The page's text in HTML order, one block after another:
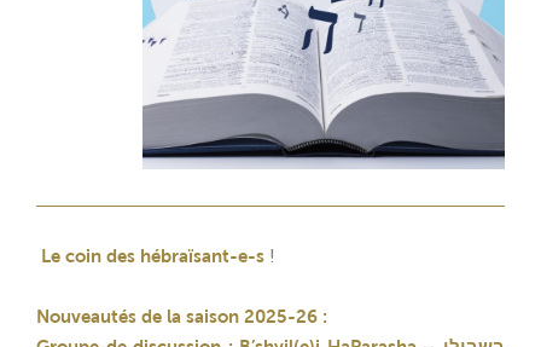
Le coin des hébraïsant-e-s !
Nouveautés de la saison 2025-26 :